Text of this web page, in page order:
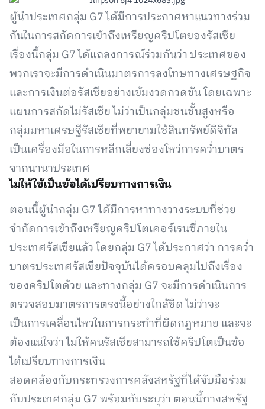
ผู้นำประเทศกลุ่ม G7 ได้มีการประกาศหาแนวทางร่วม
กันในการสกัดการเข้าถึงเหรียญคริปโตของรัสเซีย
เรื่องนี้กลุ่ม G7 ได้แถลงการณ์ร่วมกันว่า ประเทศของ
พวกเราจะมีการดำเนินมาตรการลงโทษทางเศรษฐกิจ
และการเงินต่อรัสเซียอย่างเข้มงวดกวดขัน โดยเฉพาะ
แผนการสกัดไม่รัสเซีย ไม่ว่าเป็นกลุ่มชนชั้นสูงหรือ
กลุ่มมหาเศรษฐีรัสเซียที่พยายามใช้สินทรัพย์ดิจิทัล
เป็นเครื่องมือในการหลีกเลี่ยงช่องโหว่การคว่ำบาตร
จากนานาประเทศ
ไม่ให้ใช้เป็นข้อได้เปรียบทางการเงิน
ตอนนี้ผู้นำกลุ่ม G7 ได้มีการหาทางวางระบบที่ช่วย
จำกัดการเข้าถึงเหรียญคริปโตเคอร์เรนซี่ภายใน
ประเทศรัสเซียแล้ว โดยกลุ่ม G7 ได้ประกาศว่า การคว่ำ
บาตรประเทศรัสเซียปัจจุบันได้ครอบคลุมไปถึงเรื่อง
ของคริปโตด้วย และทางกลุ่ม G7 จะมีการดำเนินการ
ตรวจสอบมาตรการตรงนี้อย่างใกล้ชิด ไม่ว่าจะ
เป็นการเคลื่อนไหวในการกระทำที่ผิดกฎหมาย และจะ
ต้องแน่ใจว่า ไม่ให้คนรัสเซียสามารถใช้คริปโตเป็นข้อ
ได้เปรียบทางการเงิน
สอดคล้องกับกระทรวงการคลังสหรัฐที่ได้จับมือร่วม
กับประเทศกลุ่ม G7 พร้อมกับระบุว่า ตอนนี้ทางสหรัฐ